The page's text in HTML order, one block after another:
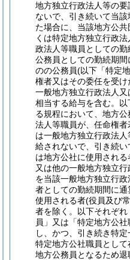
地方独立行政法人等の
ないで、引き続いて当
た場合に、当該地方公
くは特定地方独立行政
政法人等職員としての
公務員としての勤続期
のの公務員(以下「特定
権者又はその委任を受
一般地方独立行政法人
相当する給与を含む。
る規程において、地方
法人等職員が、任命権
は一般地方独立行政法
給されないで、引き続
は地方公社に使用され
又は他の一般地方独立
を当該一般地方独立行
者としての勤続期間に
使用される者(役員及び
者を除く。以下それぞ
員」又は「特定地方公
し、かつ、引き続き特
特定地方公社職員とし
地方公務員となるため